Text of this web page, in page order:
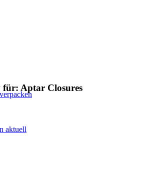
aktuell
für: Aptar Closures